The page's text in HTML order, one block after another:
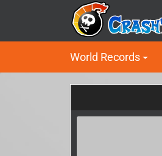
World Records